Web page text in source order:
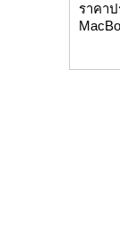
ราคา